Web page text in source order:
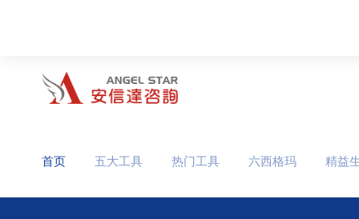
首页 五大工具 热门工具 六西格玛 精益